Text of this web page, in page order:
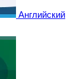
Английский